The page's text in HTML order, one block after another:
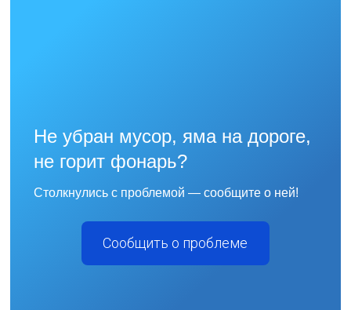
Не убран мусор, яма на дороге,
не горит фонарь?
Столкнулись с проблемой — сообщите о ней!
Сообщить о проблеме